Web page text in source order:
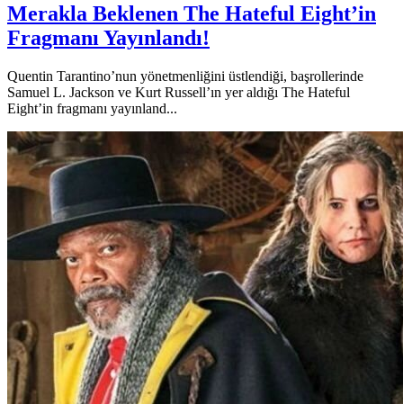
Merakla Beklenen The Hateful Eight’in
Fragmanı Yayınlandı!
Quentin Tarantino’nun yönetmenliğini üstlendiği, başrollerinde
Samuel L. Jackson ve Kurt Russell’ın yer aldığı The Hateful
Eight’in fragmanı yayınland...